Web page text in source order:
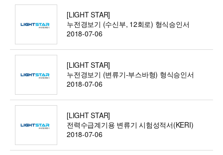
[LIGHT STAR]
누전경보기 (수신부, 12회로) 형식승인서
2018-07-06
[LIGHT STAR]
누전경보기 (변류기-부스바형) 형식승인서
2018-07-06
[LIGHT STAR]
전력수급계기용 변류기 시험성적서(KERI)
2018-07-06